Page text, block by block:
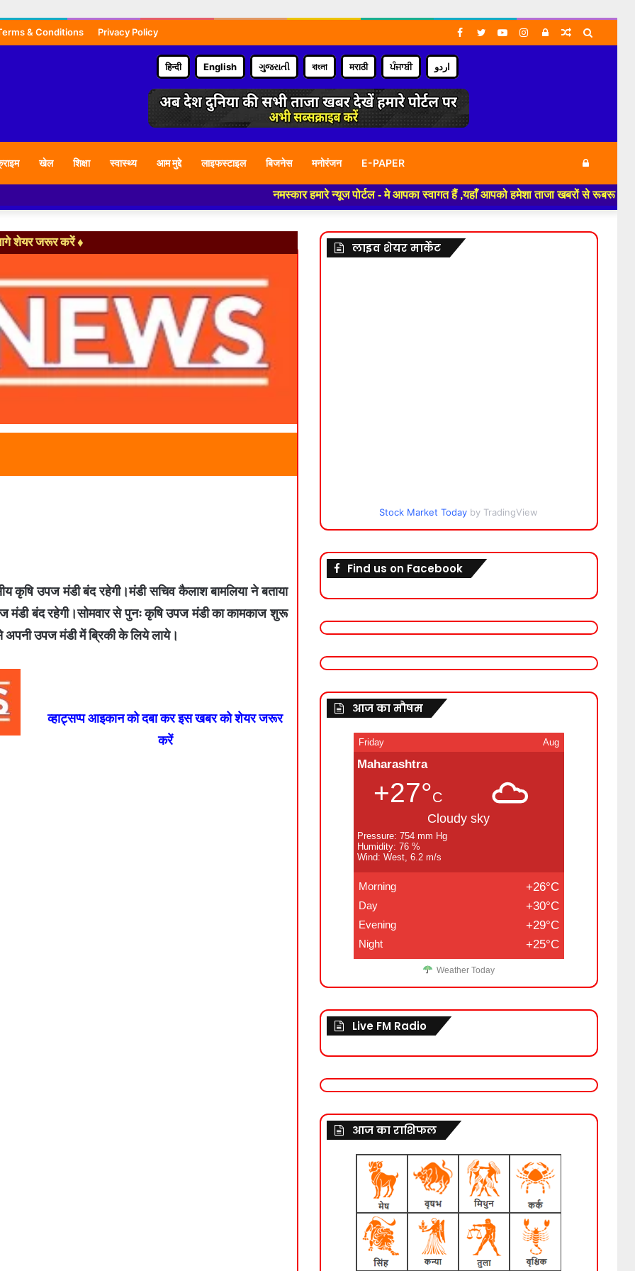
& Conditions Privacy Policy Random
Log
Instagram
YouTube
Twitter
Facebook
हिन्दी English ગુજરાતી বাংলা मराठी ਪੰਜਾਬੀ اردو
खेल शिक्षा स्वास्थ्य आम मुद्दे लाइफस्टाइल बिजनेस मनोरंजन E-PAPER Log
In
नमस्कार हमारे न्यूज पोर्टल - मे आपका स्वागत हैं ,यहाँ आपको हमेशा ताजा खबरों से रूबरू कराया
शेयर जरूर करें ♦
कृषि उपज मंडी बंद रहेगी।मंडी सचिव कैलाश बामलिया ने बताया
मंडी बंद रहेगी।सोमवार से पुनः कृषि उपज मंडी का कामकाज शुरू
उपज मंडी में ब्रिकी के लिये लाये।
व्हाट्सप्प आइकान को दबा कर इस खबर को शेयर जरूर
करें
लाइव शेयर मार्केट
Stock Market Today by TradingView
Find us on Facebook
आज का मौषम
Friday Aug
Maharashtra
+27°C
Cloudy sky
Pressure: 754 mm Hg
Humidity: 76 %
Wind: West, 6.2 m/s
Morning +26°C
Day +30°C
Evening +29°C
Night +25°C
Weather Today
Live FM Radio
आज का राशिफल